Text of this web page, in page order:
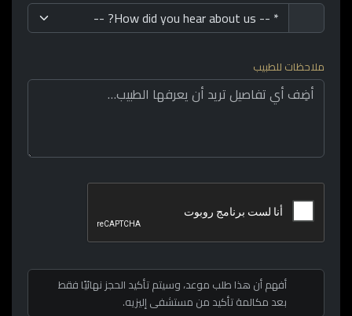
ملاحظات للطبيب
أفهم أن هذا طلب موعد، وسيتم تأكيد الحجز نهائيًا فقط
بعد مكالمة تأكيد من مستشفى إليزيه.